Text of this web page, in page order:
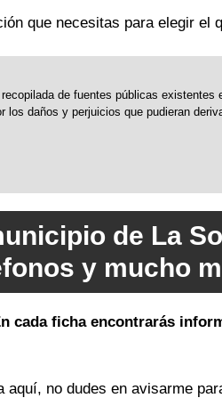
que necesitas para elegir el
de fuentes públicas existentes
daños y perjuicios que pudieran
de La
y mucho
cada ficha encontrarás
no dudes en avisarme